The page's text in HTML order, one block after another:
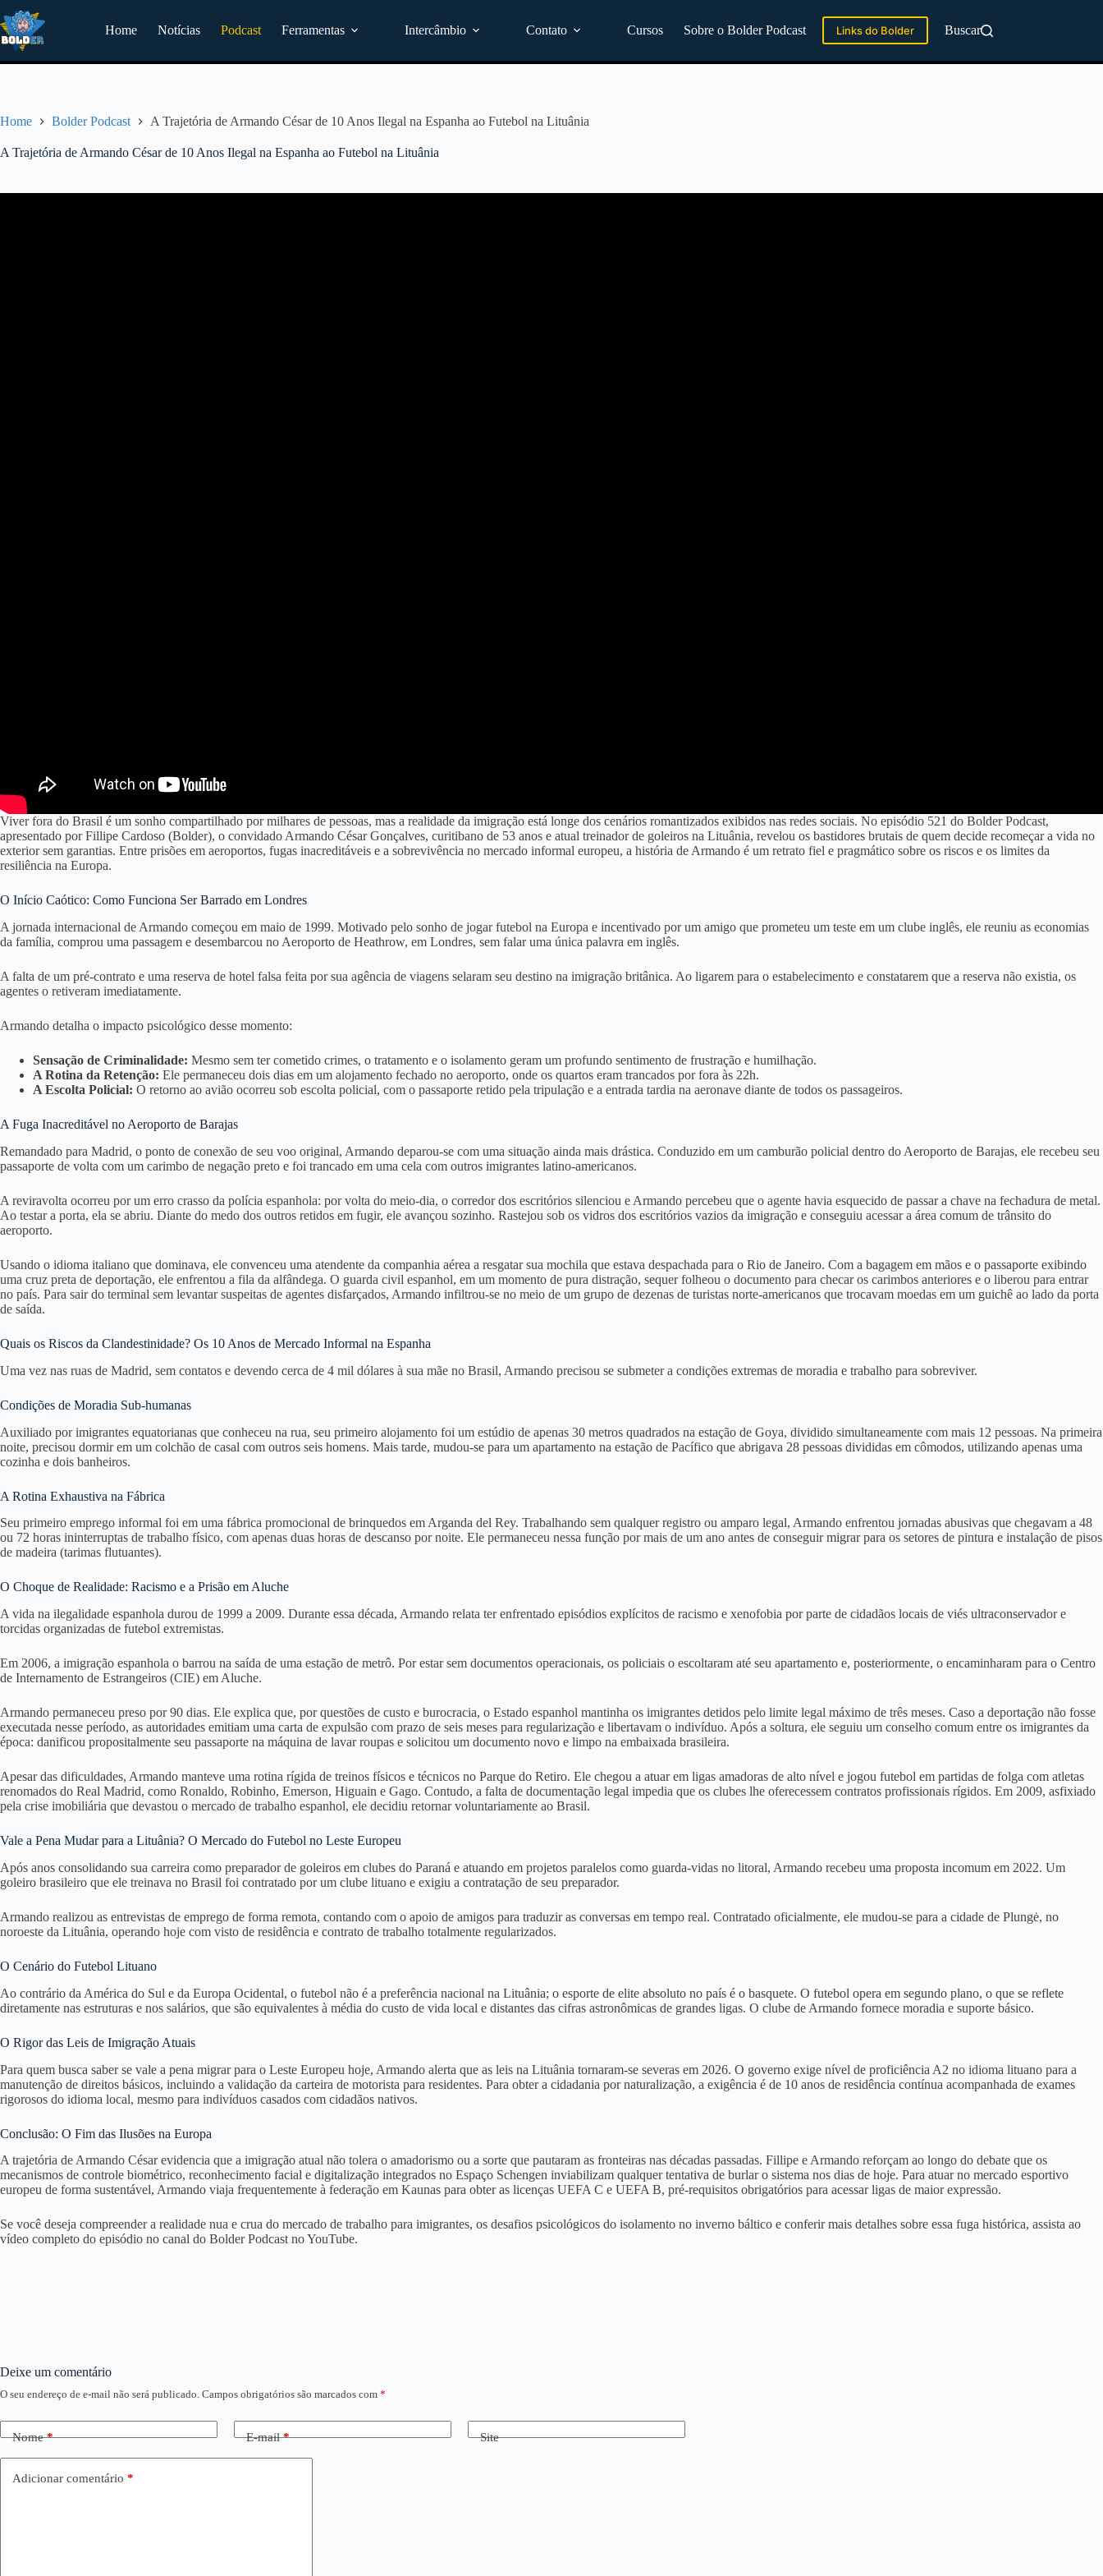
para
o
conteúdo
Home Notícias Podcast Ferramentas Intercâmbio Contato Cursos Sobre o Bolder Podcast Links do Bolder Buscar
Home Bolder Podcast A Trajetória de Armando César de 10 Anos Ilegal na Espanha ao Futebol na Lituânia
A Trajetória de Armando César de 10 Anos Ilegal na Espanha ao Futebol na Lituânia
Viver fora do Brasil é um sonho compartilhado por milhares de pessoas, mas a realidade da imigração está longe dos cenários romantizados exibidos nas redes sociais. No episódio 521 do Bolder Podcast,
apresentado por Fillipe Cardoso (Bolder), o convidado Armando César Gonçalves, curitibano de 53 anos e atual treinador de goleiros na Lituânia, revelou os bastidores brutais de quem decide recomeçar a vida no
exterior sem garantias. Entre prisões em aeroportos, fugas inacreditáveis e a sobrevivência no mercado informal europeu, a história de Armando é um retrato fiel e pragmático sobre os riscos e os limites da
resiliência na Europa.
O Início Caótico: Como Funciona Ser Barrado em Londres
A jornada internacional de Armando começou em maio de 1999. Motivado pelo sonho de jogar futebol na Europa e incentivado por um amigo que prometeu um teste em um clube inglês, ele reuniu as economias
da família, comprou uma passagem e desembarcou no Aeroporto de Heathrow, em Londres, sem falar uma única palavra em inglês.
A falta de um pré-contrato e uma reserva de hotel falsa feita por sua agência de viagens selaram seu destino na imigração britânica. Ao ligarem para o estabelecimento e constatarem que a reserva não existia, os
agentes o retiveram imediatamente.
Armando detalha o impacto psicológico desse momento:
Sensação de Criminalidade: Mesmo sem ter cometido crimes, o tratamento e o isolamento geram um profundo sentimento de frustração e humilhação.
A Rotina da Retenção: Ele permaneceu dois dias em um alojamento fechado no aeroporto, onde os quartos eram trancados por fora às 22h.
A Escolta Policial: O retorno ao avião ocorreu sob escolta policial, com o passaporte retido pela tripulação e a entrada tardia na aeronave diante de todos os passageiros.
A Fuga Inacreditável no Aeroporto de Barajas
Remandado para Madrid, o ponto de conexão de seu voo original, Armando deparou-se com uma situação ainda mais drástica. Conduzido em um camburão policial dentro do Aeroporto de Barajas, ele recebeu seu
passaporte de volta com um carimbo de negação preto e foi trancado em uma cela com outros imigrantes latino-americanos.
A reviravolta ocorreu por um erro crasso da polícia espanhola: por volta do meio-dia, o corredor dos escritórios silenciou e Armando percebeu que o agente havia esquecido de passar a chave na fechadura de metal.
Ao testar a porta, ela se abriu. Diante do medo dos outros retidos em fugir, ele avançou sozinho. Rastejou sob os vidros dos escritórios vazios da imigração e conseguiu acessar a área comum de trânsito do
aeroporto.
Usando o idioma italiano que dominava, ele convenceu uma atendente da companhia aérea a resgatar sua mochila que estava despachada para o Rio de Janeiro. Com a bagagem em mãos e o passaporte exibindo
uma cruz preta de deportação, ele enfrentou a fila da alfândega. O guarda civil espanhol, em um momento de pura distração, sequer folheou o documento para checar os carimbos anteriores e o liberou para entrar
no país. Para sair do terminal sem levantar suspeitas de agentes disfarçados, Armando infiltrou-se no meio de um grupo de dezenas de turistas norte-americanos que trocavam moedas em um guichê ao lado da porta
de saída.
Quais os Riscos da Clandestinidade? Os 10 Anos de Mercado Informal na Espanha
Uma vez nas ruas de Madrid, sem contatos e devendo cerca de 4 mil dólares à sua mãe no Brasil, Armando precisou se submeter a condições extremas de moradia e trabalho para sobreviver.
Condições de Moradia Sub-humanas
Auxiliado por imigrantes equatorianas que conheceu na rua, seu primeiro alojamento foi um estúdio de apenas 30 metros quadrados na estação de Goya, dividido simultaneamente com mais 12 pessoas. Na primeira
noite, precisou dormir em um colchão de casal com outros seis homens. Mais tarde, mudou-se para um apartamento na estação de Pacífico que abrigava 28 pessoas divididas em cômodos, utilizando apenas uma
cozinha e dois banheiros.
A Rotina Exhaustiva na Fábrica
Seu primeiro emprego informal foi em uma fábrica promocional de brinquedos em Arganda del Rey. Trabalhando sem qualquer registro ou amparo legal, Armando enfrentou jornadas abusivas que chegavam a 48
ou 72 horas ininterruptas de trabalho físico, com apenas duas horas de descanso por noite. Ele permaneceu nessa função por mais de um ano antes de conseguir migrar para os setores de pintura e instalação de pisos
de madeira (tarimas flutuantes).
O Choque de Realidade: Racismo e a Prisão em Aluche
A vida na ilegalidade espanhola durou de 1999 a 2009. Durante essa década, Armando relata ter enfrentado episódios explícitos de racismo e xenofobia por parte de cidadãos locais de viés ultraconservador e
torcidas organizadas de futebol extremistas.
Em 2006, a imigração espanhola o barrou na saída de uma estação de metrô. Por estar sem documentos operacionais, os policiais o escoltaram até seu apartamento e, posteriormente, o encaminharam para o Centro
de Internamento de Estrangeiros (CIE) em Aluche.
Armando permaneceu preso por 90 dias. Ele explica que, por questões de custo e burocracia, o Estado espanhol mantinha os imigrantes detidos pelo limite legal máximo de três meses. Caso a deportação não fosse
executada nesse período, as autoridades emitiam uma carta de expulsão com prazo de seis meses para regularização e libertavam o indivíduo. Após a soltura, ele seguiu um conselho comum entre os imigrantes da
época: danificou propositalmente seu passaporte na máquina de lavar roupas e solicitou um documento novo e limpo na embaixada brasileira.
Apesar das dificuldades, Armando manteve uma rotina rígida de treinos físicos e técnicos no Parque do Retiro. Ele chegou a atuar em ligas amadoras de alto nível e jogou futebol em partidas de folga com atletas
renomados do Real Madrid, como Ronaldo, Robinho, Emerson, Higuain e Gago. Contudo, a falta de documentação legal impedia que os clubes lhe oferecessem contratos profissionais rígidos. Em 2009, asfixiado
pela crise imobiliária que devastou o mercado de trabalho espanhol, ele decidiu retornar voluntariamente ao Brasil.
Vale a Pena Mudar para a Lituânia? O Mercado do Futebol no Leste Europeu
Após anos consolidando sua carreira como preparador de goleiros em clubes do Paraná e atuando em projetos paralelos como guarda-vidas no litoral, Armando recebeu uma proposta incomum em 2022. Um
goleiro brasileiro que ele treinava no Brasil foi contratado por um clube lituano e exigiu a contratação de seu preparador.
Armando realizou as entrevistas de emprego de forma remota, contando com o apoio de amigos para traduzir as conversas em tempo real. Contratado oficialmente, ele mudou-se para a cidade de Plungė, no
noroeste da Lituânia, operando hoje com visto de residência e contrato de trabalho totalmente regularizados.
O Cenário do Futebol Lituano
Ao contrário da América do Sul e da Europa Ocidental, o futebol não é a preferência nacional na Lituânia; o esporte de elite absoluto no país é o basquete. O futebol opera em segundo plano, o que se reflete
diretamente nas estruturas e nos salários, que são equivalentes à média do custo de vida local e distantes das cifras astronômicas de grandes ligas. O clube de Armando fornece moradia e suporte básico.
O Rigor das Leis de Imigração Atuais
Para quem busca saber se vale a pena migrar para o Leste Europeu hoje, Armando alerta que as leis na Lituânia tornaram-se severas em 2026. O governo exige nível de proficiência A2 no idioma lituano para a
manutenção de direitos básicos, incluindo a validação da carteira de motorista para residentes. Para obter a cidadania por naturalização, a exigência é de 10 anos de residência contínua acompanhada de exames
rigorosos do idioma local, mesmo para indivíduos casados com cidadãos nativos.
Conclusão: O Fim das Ilusões na Europa
A trajetória de Armando César evidencia que a imigração atual não tolera o amadorismo ou a sorte que pautaram as fronteiras nas décadas passadas. Fillipe e Armando reforçam ao longo do debate que os
mecanismos de controle biométrico, reconhecimento facial e digitalização integrados no Espaço Schengen inviabilizam qualquer tentativa de burlar o sistema nos dias de hoje. Para atuar no mercado esportivo
europeu de forma sustentável, Armando viaja frequentemente à federação em Kaunas para obter as licenças UEFA C e UEFA B, pré-requisitos obrigatórios para acessar ligas de maior expressão.
Se você deseja compreender a realidade nua e crua do mercado de trabalho para imigrantes, os desafios psicológicos do isolamento no inverno báltico e conferir mais detalhes sobre essa fuga histórica, assista ao
vídeo completo do episódio no canal do Bolder Podcast no YouTube.
Deixe um comentário
O seu endereço de e-mail não será publicado. Campos obrigatórios são marcados com *
Nome* E-mail* Site
Adicionar comentário *